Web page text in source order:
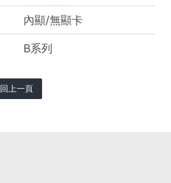
內顯/無顯卡
B系列
回上一頁